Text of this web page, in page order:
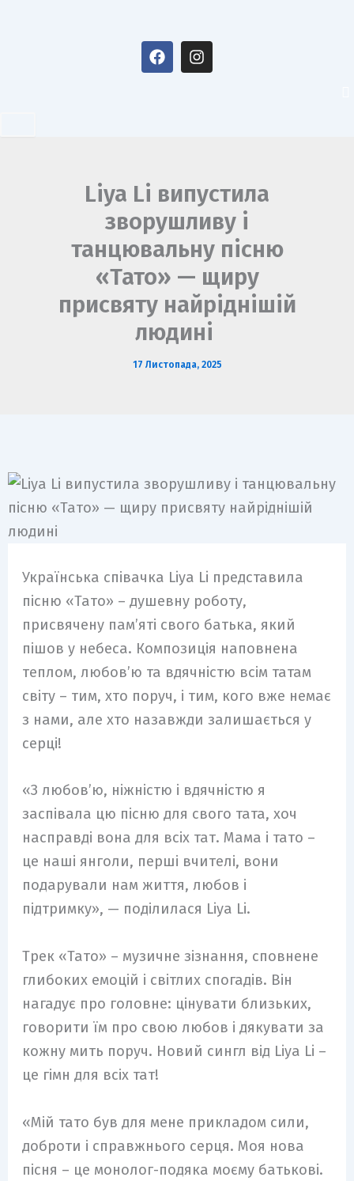
F
a
I
n
Liya Li випустила
зворушливу і
танцювальну пісню
«Тато» — щиру
присвяту найріднішій
людині
17 Листопада, 2025
Українська співачка Liya Li представила
пісню «Тато» – душевну роботу,
присвячену пам’яті свого батька, який
пішов у небеса. Композиція наповнена
теплом, любов’ю та вдячністю всім татам
світу – тим, хто поруч, і тим, кого вже немає
з нами, але хто назавжди залишається у
серці!
«З любов’ю, ніжністю і вдячністю я
заспівала цю пісню для свого тата, хоч
насправді вона для всіх тат. Мама і тато –
це наші янголи, перші вчителі, вони
подарували нам життя, любов і
підтримку», — поділилася Liya Li.
Трек «Тато» – музичне зізнання, сповнене
глибоких емоцій і світлих спогадів. Він
нагадує про головне: цінувати близьких,
говорити їм про свою любов і дякувати за
кожну мить поруч. Новий сингл від Liya Li –
це гімн для всіх тат!
«Мій тато був для мене прикладом сили,
доброти і справжнього серця. Моя нова
пісня – це монолог-подяка моєму батькові.